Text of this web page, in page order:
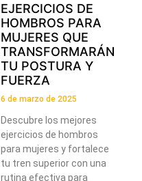
EJERCICIOS DE
HOMBROS PARA
MUJERES QUE
TRANSFORMARÁN
TU POSTURA Y
FUERZA
6 de marzo de 2025
Descubre los mejores
ejercicios de hombros
para mujeres y fortalece
tu tren superior con una
rutina efectiva para